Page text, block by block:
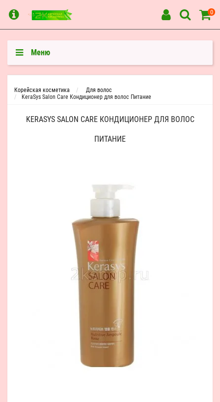
0
Меню
Корейская косметика
Для волос
KeraSys Salon Care Кондиционер для волос Питание
KERASYS SALON CARE КОНДИЦИОНЕР ДЛЯ ВОЛОС
ПИТАНИЕ